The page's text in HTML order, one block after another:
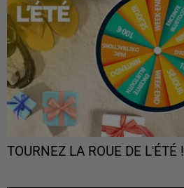
TOURNEZ LA ROUE DE L'ÉTÉ !